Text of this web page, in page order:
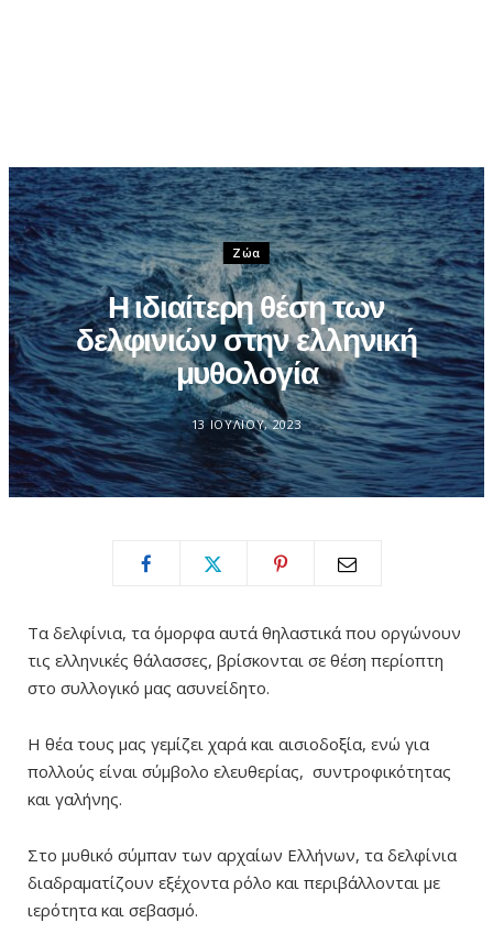
Ζώα
Η ιδιαίτερη θέση των
δελφινιών στην ελληνική
μυθολογία
13 ΙΟΥΛΊΟΥ, 2023
Τα δελφίνια, τα όμορφα αυτά θηλαστικά που οργώνουν
τις ελληνικές θάλασσες, βρίσκονται σε θέση περίοπτη
στο συλλογικό μας ασυνείδητο.
Η θέα τους μας γεμίζει χαρά και αισιοδοξία, ενώ για
πολλούς είναι σύμβολο ελευθερίας, συντροφικότητας
και γαλήνης.
Στο μυθικό σύμπαν των αρχαίων Ελλήνων, τα δελφίνια
διαδραματίζουν εξέχοντα ρόλο και περιβάλλονται με
ιερότητα και σεβασμό.